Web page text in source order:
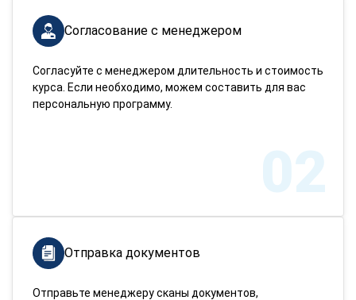
Согласование с менеджером
Согласуйте с менеджером длительность и стоимость
курса. Если необходимо, можем составить для вас
персональную программу.
02
Отправка документов
Отправьте менеджеру сканы документов,